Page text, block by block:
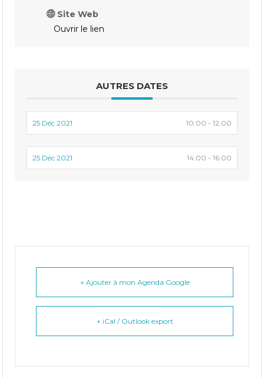
Site Web
Ouvrir le lien
AUTRES DATES
25 Déc 2021 10:00 - 12:00
25 Déc 2021 14:00 - 16:00
+ Ajouter à mon Agenda Google
+ iCal / Outlook export